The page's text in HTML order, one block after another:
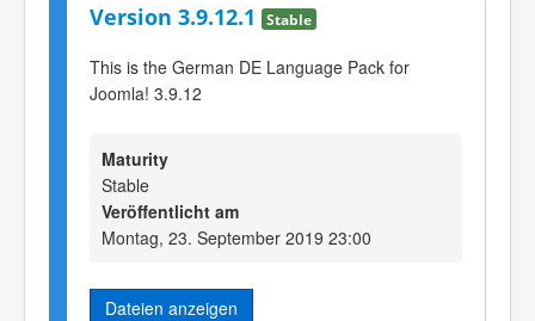
Version 3.9.12.1 Stable
This is the German DE Language Pack for
Joomla! 3.9.12
Maturity
Stable
Veröffentlicht am
Montag, 23. September 2019 23:00
Dateien anzeigen